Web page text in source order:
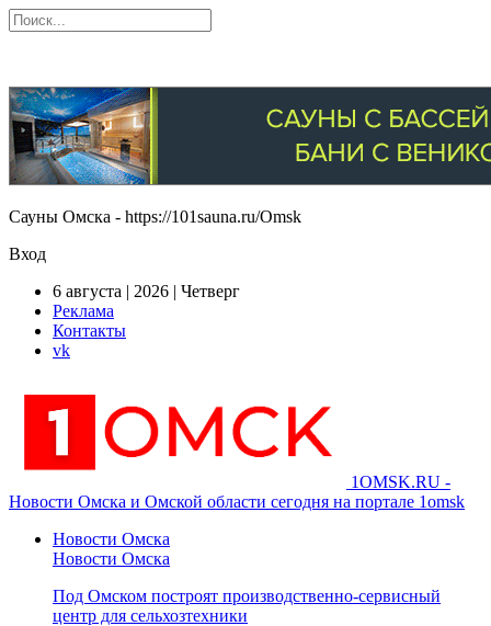
Сауны Омска - https://101sauna.ru/Omsk
Вход
6 августа | 2026 | Четверг
Реклама
Контакты
vk
1OMSK.RU -
Новости Омска и Омской области сегодня на портале 1omsk
Новости Омска
Новости Омска
Под Омском построят производственно-сервисный
центр для сельхозтехники